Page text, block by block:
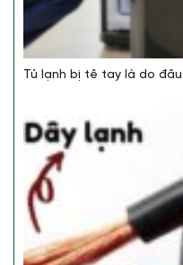
Tủ lạnh bị tê tay là do